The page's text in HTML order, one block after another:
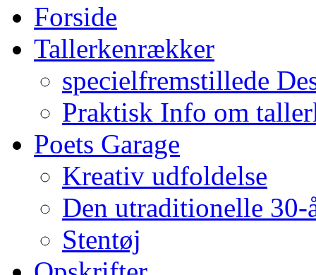
Forside
Tallerkenrækker
specielfremstillede
Praktisk Info om
Poets Garage
Kreativ udfoldelse
Den utraditionelle
Stentøj